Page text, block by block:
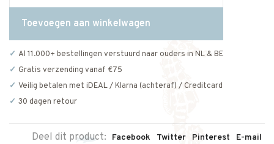
Toevoegen aan winkelwagen
Al 11.000+ bestellingen verstuurd naar ouders in NL & BE
Gratis verzending vanaf €75
Veilig betalen met iDEAL / Klarna (achteraf) / Creditcard
30 dagen retour
Deel dit product: Facebook Twitter Pinterest E-mail